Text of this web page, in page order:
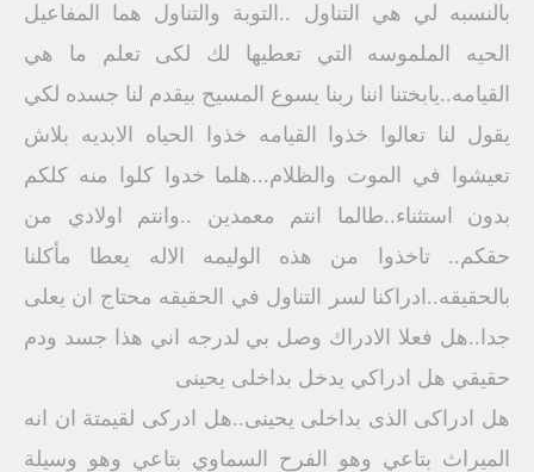
بالنسبه لي هي التناول ..التوبة والتناول هما المفاعيل
الحيه الملموسه التي تعطيها لك لكى تعلم ما هي
القيامه..يابختنا اننا ربنا يسوع المسيح بيقدم لنا جسده لكي
يقول لنا تعالوا خذوا القيامه خذوا الحياه الابديه بلاش
تعيشوا في الموت والظلام...هلما خدوا كلوا منه كلكم
بدون استثناء..طالما انتم معمدين ..وانتم اولادي من
حقكم.. تاخذوا من هذه الوليمه الاله يعطا مأكلنا
بالحقيقه..ادراكنا لسر التناول في الحقيقه محتاج ان يعلى
جدا..هل فعلا الادراك وصل بي لدرجه اني هذا جسد ودم
حقيقي هل ادراكي يدخل بداخلى يحينى
هل ادراكى الذى بداخلى يحينى..هل ادركى لقيمتة ان انه
الميراث بتاعي وهو الفرح السماوي بتاعي وهو وسيلة